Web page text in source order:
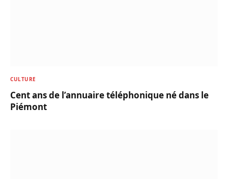
CULTURE
Cent ans de l’annuaire téléphonique né dans le
Piémont